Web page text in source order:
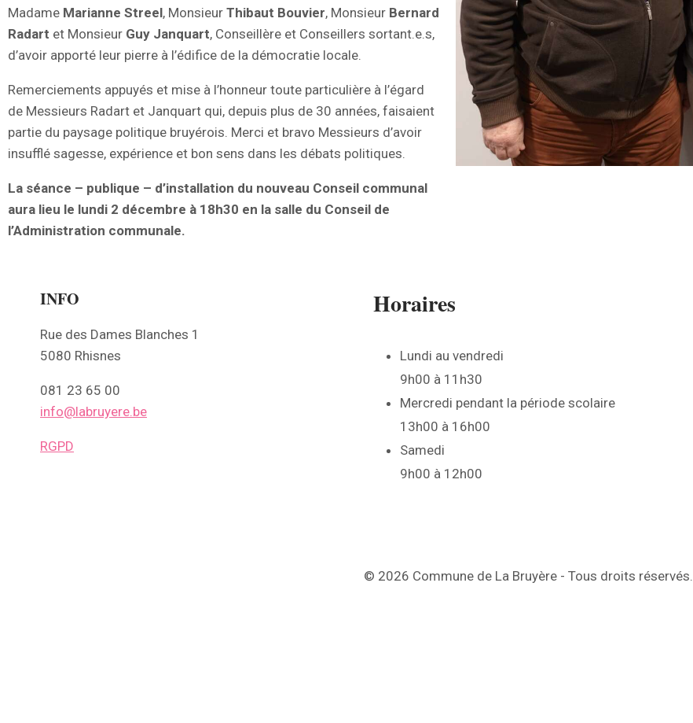
Madame Marianne Streel, Monsieur Thibaut Bouvier, Monsieur Bernard
Radart et Monsieur Guy Janquart, Conseillère et Conseillers sortant.e.s,
d’avoir apporté leur pierre à l’édifice de la démocratie locale.
Remerciements appuyés et mise à l’honneur toute particulière à l’égard
de Messieurs Radart et Janquart qui, depuis plus de 30 années, faisaient
partie du paysage politique bruyérois. Merci et bravo Messieurs d’avoir
insufflé sagesse, expérience et bon sens dans les débats politiques.
La séance – publique – d’installation du nouveau Conseil communal
aura lieu le lundi 2 décembre à 18h30 en la salle du Conseil de
l’Administration communale.
INFO
Rue des Dames Blanches 1
5080 Rhisnes
081 23 65 00
info@labruyere.be
RGPD
Horaires
Lundi au vendredi
9h00 à 11h30
Mercredi pendant la période scolaire
13h00 à 16h00
Samedi
9h00 à 12h00
© 2026 Commune de La Bruyère - Tous droits réservés.